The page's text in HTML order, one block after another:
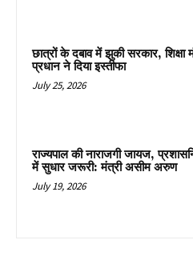
छात्रों के दबाव में झुकी सरकार, शिक्षा
प्रधान ने दिया इस्तीफा
July 25, 2026
राज्यपाल की नाराजगी जायज,
में सुधार जरूरी: मंत्री असीम अरुण
July 19, 2026